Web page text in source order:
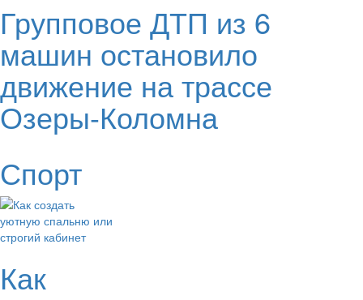
Групповое ДТП из 6
машин остановило
движение на трассе
Озеры-Коломна
Спорт
Как